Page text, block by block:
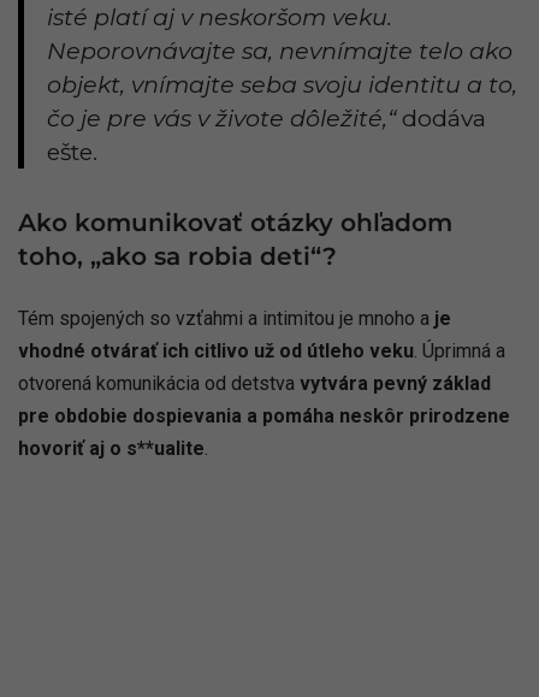
isté platí aj v neskoršom veku.
Neporovnávajte sa, nevnímajte telo ako
objekt, vnímajte seba svoju identitu a to,
čo je pre vás v živote dôležité,“dodáva
ešte.
Ako komunikovať otázky ohľadom
toho, „ako sa robia deti“?
Tém spojených so vzťahmi a intimitou je mnoho a je
vhodné otvárať ich citlivo už od útleho veku. Úprimná a
otvorená komunikácia od detstva vytvára pevný základ
pre obdobie dospievania a pomáha neskôr prirodzene
hovoriť aj o s**ualite.